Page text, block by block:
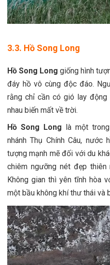
3.3. Hồ Song Long
Hồ Song Long giống hình
đáy hồ vô cùng độc đáo.
rằng chỉ cần có gió lay
nhau biến mất về trời.
Hồ Song Long là một
nhánh Thụ Chính Câu,
tượng mạnh mẽ đối với du
chiêm ngưỡng nét đẹp
Không gian thì yên tĩnh hòa
một bầu không khí thư thái và